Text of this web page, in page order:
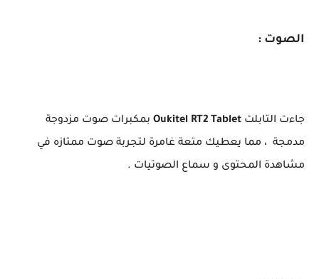
الصوت :
جاءت التابلت Oukitel RT2 Tablet بمكبرات صوت مزدوجة
مدمجة ، مما يعطيك متعة غامرة لتجربة صوت ممتازه في
مشاهدة المحتوى و سماع الصوتيات .